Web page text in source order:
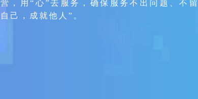
营，用“心”去服务，确保服务不出问题、不
自己，成就他人”。